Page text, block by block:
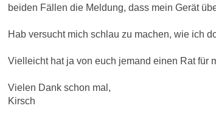
beiden Fällen die Meldung, dass mein Gerät
Hab versucht mich schlau zu machen, wie ich
Vielleicht hat ja von euch jemand einen Rat für
Vielen Dank schon mal,
Kirsch